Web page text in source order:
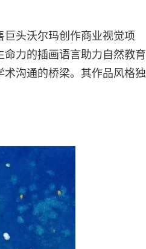
头沃尔玛创作商业视觉项
力的插画语言助力自然教育
沟通的桥梁。其作品风格独